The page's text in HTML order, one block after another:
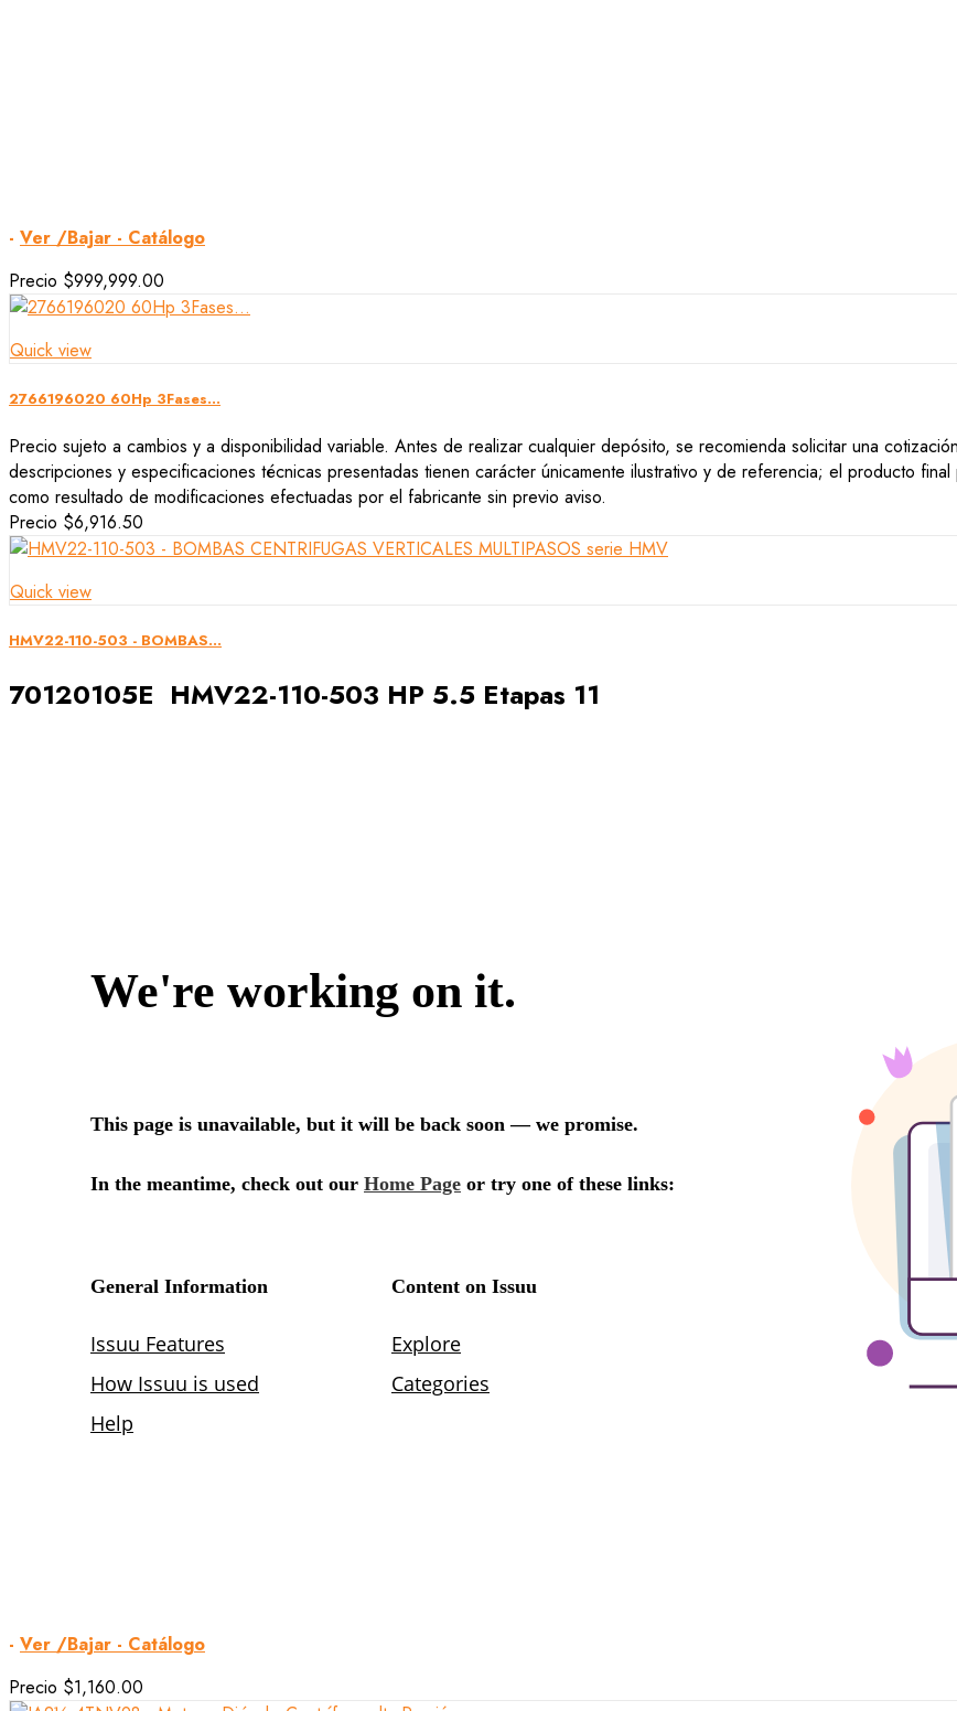
- Ver /Bajar - Catálogo
Precio $999,999.00
Quick view
2766196020 60Hp 3Fases...
Precio sujeto a cambios y a disponibilidad variable. Antes de realizar cualquier depósito, se recomienda solicitar una
descripciones y especificaciones técnicas presentadas tienen carácter únicamente ilustrativo y de referencia; el producto
como resultado de modificaciones efectuadas por el fabricante sin previo aviso.
Precio $6,916.50
Quick view
HMV22-110-503 - BOMBAS...
70120105E HMV22-110-503 HP 5.5 Etapas 11
- Ver /Bajar - Catálogo
Precio $1,160.00